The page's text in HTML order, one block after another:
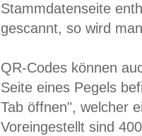
Stammdatenseite
gescannt, so wird
QR-Codes können
Seite eines Pegels
Tab öffnen", welcher
Voreingestellt sind